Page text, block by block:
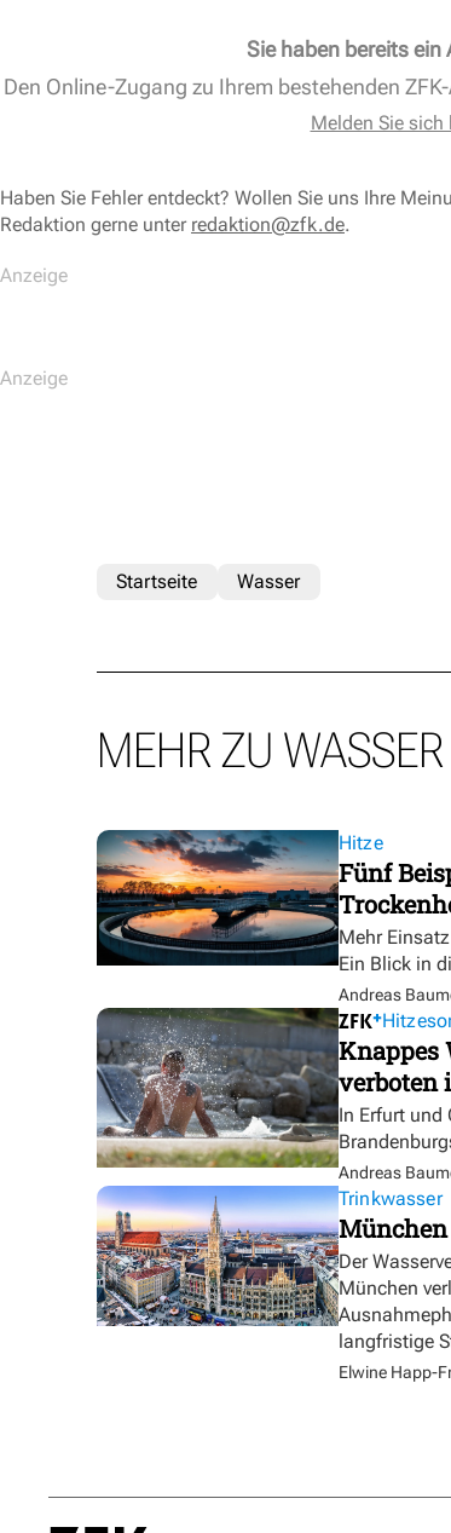
Sie haben bereits ein
Den Online-Zugang zu Ihrem bestehenden
Melden Sie sich
Haben Sie Fehler entdeckt? Wollen Sie uns Ihre
Redaktion gerne unter redaktion@zfk.de.
Startseite Wasser
MEHR ZU WASSER
Hitze
Fünf
Mehr
Ein Blick in
Andreas
Knappes
verboten
In Erfurt und
Andreas
Trinkwasser
München
Der
München
langfristige
Elwine Happ-